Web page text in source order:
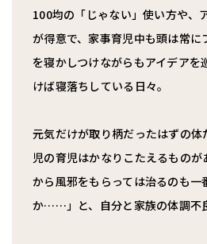
100均の「じゃない」使い方や、
が得意で、家事育児中も頭は常に
を寝かしつけながらもアイデアを
けば寝落ちしている日々。
元気だけが取り柄だったはずの
児の育児はかなりこたえるものが
から風邪をもらっては治るのも一
か……」と、自分と家族の体調不